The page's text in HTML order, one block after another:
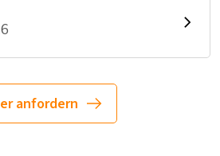
anfordern